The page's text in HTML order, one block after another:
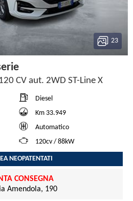
23
CV aut. 2WD ST-Line X
Diesel
Km 33.949
Automatico
120cv / 88kW
NEOPATENTATI
CONSEGNA
Amendola, 190